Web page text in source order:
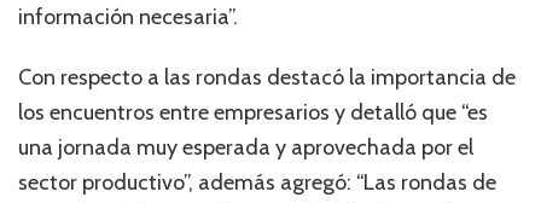
información necesaria”.
Con respecto a las rondas destacó la importancia de
los encuentros entre empresarios y detalló que “es
una jornada muy esperada y aprovechada por el
sector productivo”, además agregó: “Las rondas de